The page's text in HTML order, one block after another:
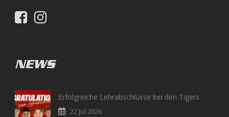
NEWS
Erfolgreiche Lehrabschlüsse bei den Tigers
22 Jul 2026